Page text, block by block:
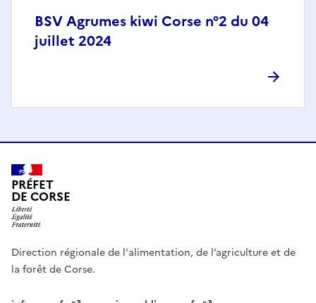
BSV Agrumes kiwi Corse n°2 du 04
juillet 2024
PRÉFET
DE CORSE
Direction régionale de l'alimentation, de l’agriculture et de
la forêt de Corse.